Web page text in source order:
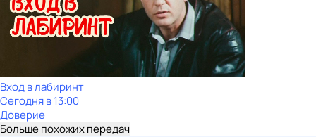
Вход в лабиринт
Сегодня в 13:00
Доверие
Больше похожих передач